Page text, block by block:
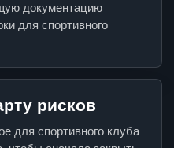
документацию
для спортивного
рисков
для спортивного клуба